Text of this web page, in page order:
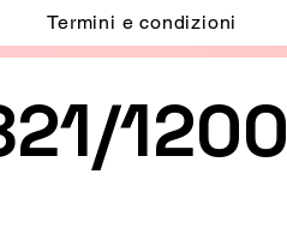
Termini e condizioni
1200